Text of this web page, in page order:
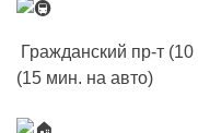
Гражданский пр-т
(15 мин. на авто)